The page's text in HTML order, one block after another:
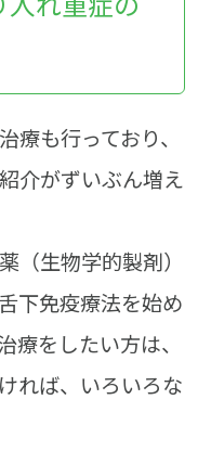
療も行っており、
介がずいぶん増え
（生物学的製剤）
下免疫療法を始め
療をしたい方は、
れば、いろいろな